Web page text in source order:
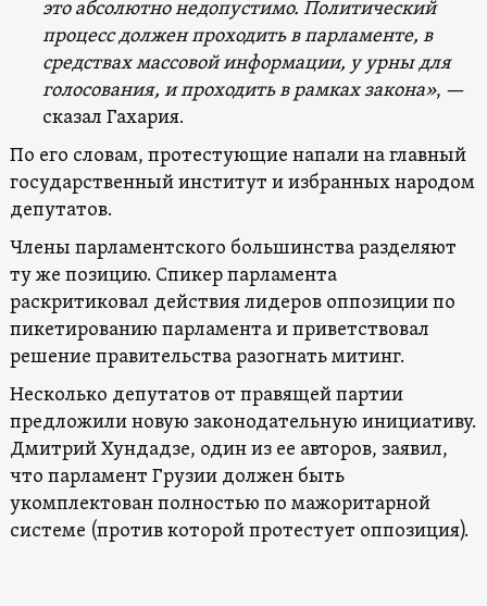
это абсолютно недопустимо. Политический
процесс должен проходить в парламенте, в
средствах массовой информации, у урны для
голосования, и проходить в рамках закона», —
сказал Гахария.
По его словам, протестующие напали на главный
государственный институт и избранных народом
депутатов.
Члены парламентского большинства разделяют
ту же позицию. Спикер парламента
раскритиковал действия лидеров оппозиции по
пикетированию парламента и приветствовал
решение правительства разогнать митинг.
Несколько депутатов от правящей партии
предложили новую законодательную инициативу.
Дмитрий Хундадзе, один из ее авторов, заявил,
что парламент Грузии должен быть
укомплектован полностью по мажоритарной
системе (против которой протестует оппозиция).